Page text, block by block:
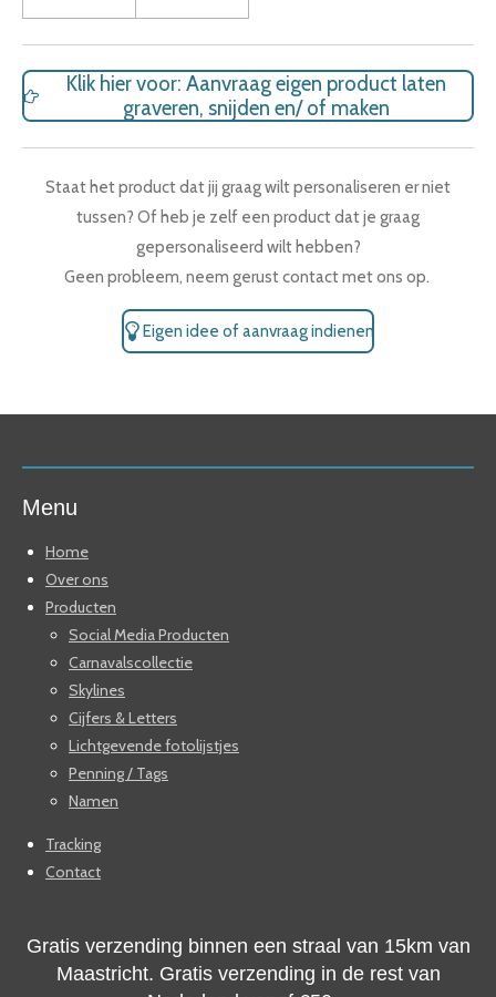
Klik hier voor: Aanvraag eigen product laten
graveren, snijden en/ of maken
Staat het product dat jij graag wilt personaliseren er niet
tussen? Of heb je zelf een product dat je graag
gepersonaliseerd wilt hebben?
Geen probleem, neem gerust contact met ons op.
Eigen idee of aanvraag indienen
Menu
Home
Over ons
Producten
Social Media Producten
Carnavalscollectie
Skylines
Cijfers & Letters
Lichtgevende fotolijstjes
Penning / Tags
Namen
Tracking
Contact
Gratis verzending binnen een straal van 15km van
Maastricht. Gratis verzending in de rest van